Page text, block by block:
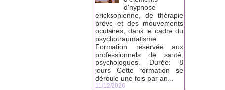
d'hypnose
ericksonienne, de thérapie
brève et des mouvements
oculaires, dans le cadre du
psychotraumatisme.
Formation réservée aux
professionnels de santé,
psychologues. Durée: 8
jours Cette formation se
déroule une fois par an...
11/12/2026